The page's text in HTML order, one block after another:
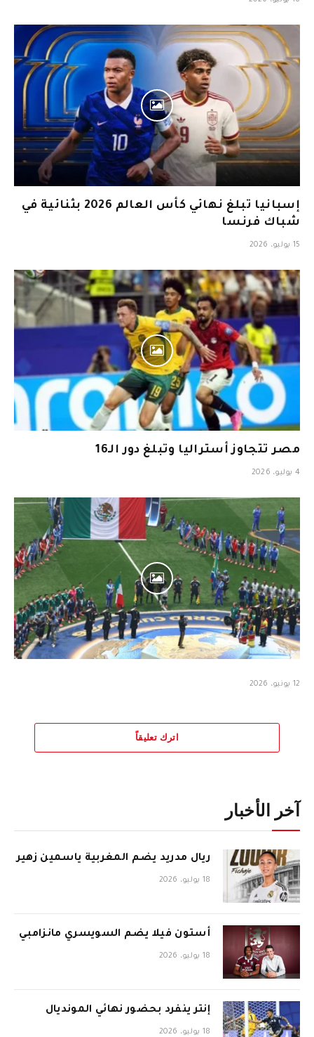
إسبانيا تبلغ نهائي كأس العالم 2026 بثنائية في
شباك فرنسا
15 يوليو، 2026
مصر تتجاوز أستراليا وتبلغ دور الـ16
4 يوليو، 2026
12 يونيو، 2026
اترك تعليقاً
آخر الأخبار
ريال مدريد يضم المغربية ياسمين زهير
18 يوليو، 2026
أستون فيلا يضم السويسري مانزامبي
18 يوليو، 2026
إنتر ينفرد بحضور نهائي المونديال
18 يوليو، 2026